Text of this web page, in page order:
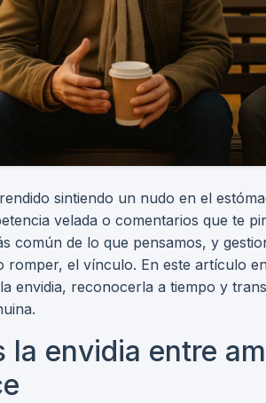
sintiendo un nudo en el
velada o comentarios que te
común de lo que pensamos, y
romper, el vínculo. En este artículo
envidia, reconocerla a tiempo y
la envidia entre